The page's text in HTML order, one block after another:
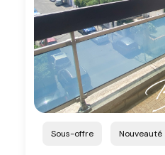
Sous-offre Nouveauté